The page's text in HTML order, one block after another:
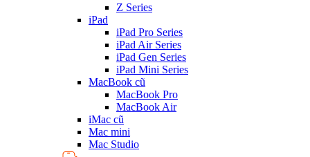
Z Series
iPad
iPad Pro Series
iPad Air Series
iPad Gen Series
iPad Mini Series
MacBook cũ
MacBook Pro
MacBook Air
iMac cũ
Mac mini
Mac Studio